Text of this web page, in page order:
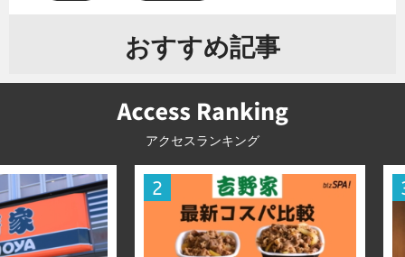
おすすめ記事
アクセスランキング